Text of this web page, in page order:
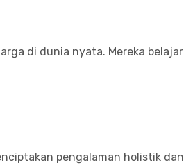
di dunia nyata. Mereka belajar
pengalaman holistik dan